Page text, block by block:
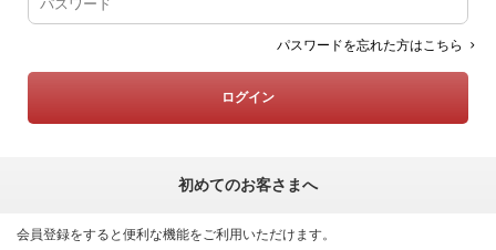
パスワードを忘れた方はこちら
初めてのお客さまへ
会員登録をすると便利な機能をご利用いただけます。